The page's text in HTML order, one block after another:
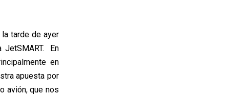
tarde de ayer
JetSMART. En
en
apuesta por
avión, que nos